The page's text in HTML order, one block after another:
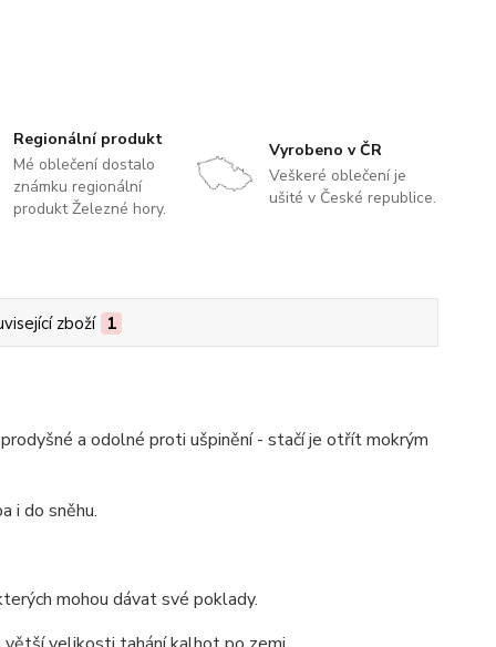
Regionální produkt
Mé oblečení dostalo
známku regionální
produkt Železné hory.
Vyrobeno v ČR
Veškeré oblečení je
ušité v České republice.
zboží 1
a odolné proti ušpinění - stačí je otřít mokrým
i do sněhu.
mohou dávat své poklady.